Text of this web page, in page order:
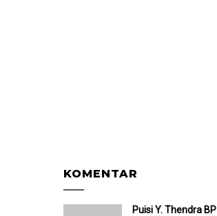
KOMENTAR
Puisi Y. Thendra BP